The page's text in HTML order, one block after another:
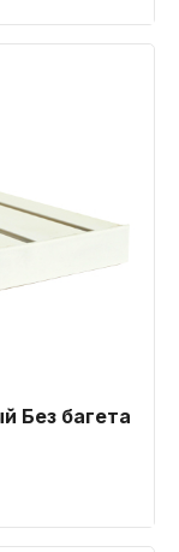
Без багета